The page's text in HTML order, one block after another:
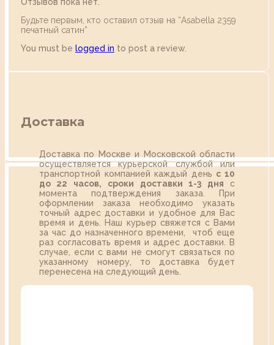
Отзывов пока нет.
Будьте первым, кто оставил отзыв на “Аsabella 2359
печатный сатин”
You must be logged in to post a review.
Доставка
Доставка по Москве и Московской области
осуществляется курьерской службой или
транспортной компанией каждый день с 10
до 22 часов,
сроки доставки 1-3 дня с
момента подтверждения заказа. При
оформлении заказа необходимо указать
точный адрес доставки и удобное для Вас
время и день. Наш курьер свяжется с Вами
за час до назначенного времени, чтоб еще
раз согласовать время и адрес доставки. В
случае, если с вами не смогут связаться по
указанному номеру, то доставка будет
перенесена на следующий день.